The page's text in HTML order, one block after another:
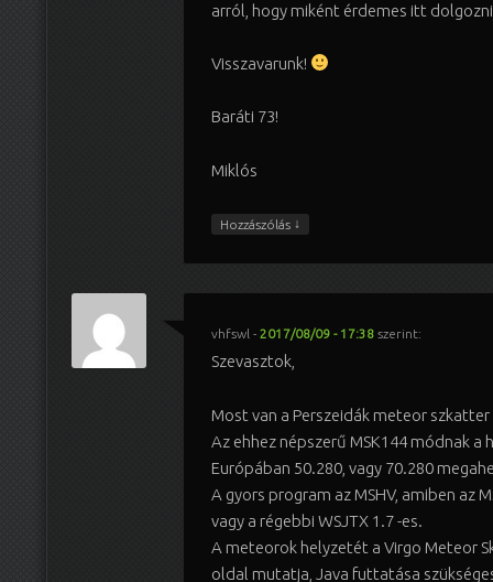
arról, hogy miként érdemes itt
Visszavarunk!
Baráti 73!
Miklós
Hozzászólás ↓
vhfswl - 2017/08/09 - 17:38 szerint:
Szevasztok,
Most van a Perszeidák meteor
Az ehhez népszerű MSK144 módnak a
Európában 50.280, vagy 70.280
A gyors program az MSHV, amiben az
vagy a régebbi WSJTX 1.7 -es.
A meteorok helyzetét a Virgo Meteor
oldal mutatja, Java futtatása